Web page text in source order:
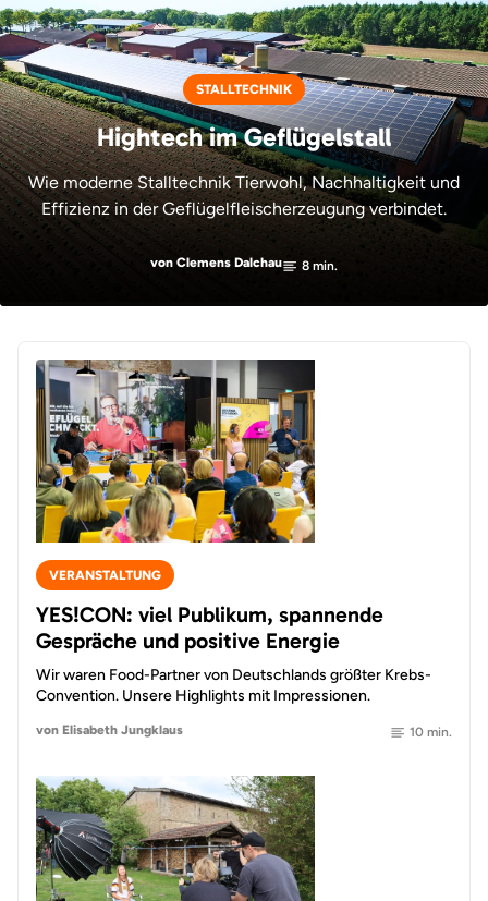
STALLTECHNIK
Hightech im Geflügelstall
Wie moderne Stalltechnik Tierwohl, Nachhaltigkeit und
Effizienz in der Geflügelfleischerzeugung verbindet.
von Clemens Dalchau 8 min.
VERANSTALTUNG
YES!CON: viel Publikum, spannende
Gespräche und positive Energie
Wir waren Food-Partner von Deutschlands größter Krebs-
Convention. Unsere Highlights mit Impressionen.
von Elisabeth Jungklaus 10 min.